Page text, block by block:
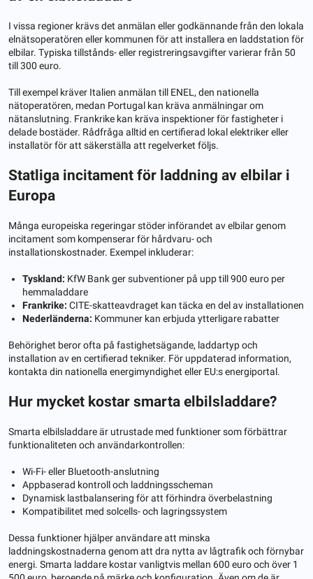
I vissa regioner krävs det anmälan eller godkännande från den lokala
elnätsoperatören eller kommunen för att installera en laddstation för
elbilar. Typiska tillstånds- eller registreringsavgifter varierar från 50
till 300 euro.
Till exempel kräver Italien anmälan till ENEL, den nationella
nätoperatören, medan Portugal kan kräva anmälningar om
nätanslutning. Frankrike kan kräva inspektioner för fastigheter i
delade bostäder. Rådfråga alltid en certifierad lokal elektriker eller
installatör för att säkerställa att regelverket följs.
Statliga incitament för laddning av elbilar i
Europa
Många europeiska regeringar stöder införandet av elbilar genom
incitament som kompenserar för hårdvaru- och
installationskostnader. Exempel inkluderar:
Tyskland: KfW Bank ger subventioner på upp till 900 euro per
hemmaladdare
Frankrike: CITE-skatteavdraget kan täcka en del av installationen
Nederländerna: Kommuner kan erbjuda ytterligare rabatter
Behörighet beror ofta på fastighetsägande, laddartyp och
installation av en certifierad tekniker. För uppdaterad information,
kontakta din nationella energimyndighet eller EU:s energiportal.
Hur mycket kostar smarta elbilsladdare?
Smarta elbilsladdare är utrustade med funktioner som förbättrar
funktionaliteten och användarkontrollen:
Wi-Fi- eller Bluetooth-anslutning
Appbaserad kontroll och laddningsscheman
Dynamisk lastbalansering för att förhindra överbelastning
Kompatibilitet med solcells- och lagringssystem
Dessa funktioner hjälper användare att minska
laddningskostnaderna genom att dra nytta av lågtrafik och förnybar
energi. Smarta laddare kostar vanligtvis mellan 600 euro och över 1